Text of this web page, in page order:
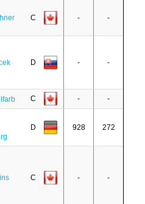
C - -
D - -
C - -
D 928 272
C - -